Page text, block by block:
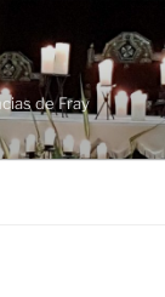
de Fray